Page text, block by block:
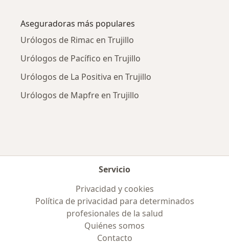
Aseguradoras más populares
Urólogos de Rimac en Trujillo
Urólogos de Pacífico en Trujillo
Urólogos de La Positiva en Trujillo
Urólogos de Mapfre en Trujillo
Servicio
Privacidad y cookies
Política de privacidad para determinados
profesionales de la salud
Quiénes somos
Contacto